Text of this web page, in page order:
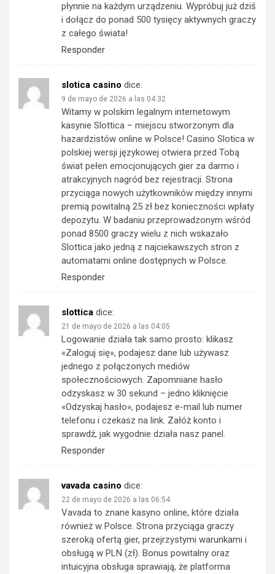
płynnie na każdym urządzeniu. Wypróbuj już dziś
i dołącz do ponad 500 tysięcy aktywnych graczy
z całego świata!
Responder
slotica casino dice:
9 de mayo de 2026 a las 04:32
Witamy w polskim legalnym internetowym
kasynie Slottica – miejscu stworzonym dla
hazardzistów online w Polsce! Casino Slotica w
polskiej wersji językowej otwiera przed Tobą
świat pełen emocjonujących gier za darmo i
atrakcyjnych nagród bez rejestracji. Strona
przyciąga nowych użytkowników między innymi
premią powitalną 25 zł bez konieczności wpłaty
depozytu. W badaniu przeprowadzonym wśród
ponad 8500 graczy wielu z nich wskazało
Slottica jako jedną z najciekawszych stron z
automatami online dostępnych w Polsce.
Responder
slottica dice:
21 de mayo de 2026 a las 04:05
Logowanie działa tak samo prosto: klikasz
«Zaloguj się», podajesz dane lub używasz
jednego z połączonych mediów
społecznościowych. Zapomniane hasło
odzyskasz w 30 sekund – jedno kliknięcie
«Odzyskaj hasło», podajesz e-mail lub numer
telefonu i czekasz na link. Załóż konto i
sprawdź, jak wygodnie działa nasz panel.
Responder
vavada casino dice:
22 de mayo de 2026 a las 06:54
Vavada to znane kasyno online, które działa
również w Polsce. Strona przyciąga graczy
szeroką ofertą gier, przejrzystymi warunkami i
obsługą w PLN (zł). Bonus powitalny oraz
intuicyjna obsługa sprawiają, że platforma